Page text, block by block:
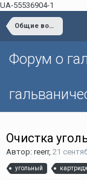
UA-55536904-1
Общие вопросы гальванотехники
Форум о
Очистка
Автор: reerr, 21
угольный